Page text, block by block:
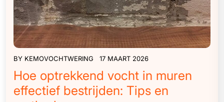
BY KEMOVOCHTWERING 17 MAART 2026
Hoe optrekkend vocht in muren
effectief bestrijden: Tips en